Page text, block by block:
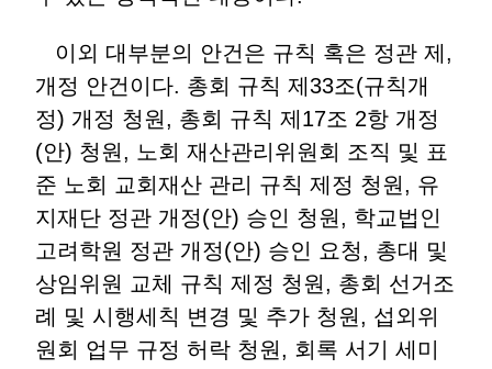
이외 대부분의 안건은 규칙 혹은 정관 제,
개정 안건이다. 총회 규칙 제33조(규칙개
정) 개정 청원, 총회 규칙 제17조 2항 개정
(안) 청원, 노회 재산관리위원회 조직 및 표
준 노회 교회재산 관리 규칙 제정 청원, 유
지재단 정관 개정(안) 승인 청원, 학교법인
고려학원 정관 개정(안) 승인 요청, 총대 및
상임위원 교체 규칙 제정 청원, 총회 선거조
례 및 시행세칙 변경 및 추가 청원, 섭외위
원회 업무 규정 허락 청원, 회록 서기 세미